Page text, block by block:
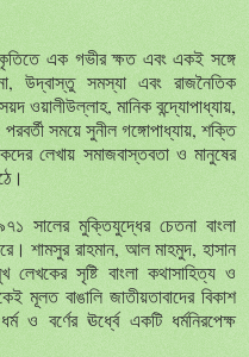
এক গভীর ক্ষত এবং একই সঙ্গে
উদ্বাস্তু সমস্যা এবং রাজনৈতিক
ওয়ালীউল্লাহ, মানিক বন্দ্যোপাধ্যায়,
সময়ে সুনীল গঙ্গোপাধ্যায়, শক্তি
লেখায় সমাজবাস্তবতা ও মানুষের
সালের মুক্তিযুদ্ধের চেতনা বাংলা
শামসুর রাহমান, আল মাহমুদ, হাসান
সৃষ্টি বাংলা কথাসাহিত্য ও
মূলত বাঙালি জাতীয়তাবাদের বিকাশ
বর্ণের ঊর্ধ্বে একটি ধর্মনিরপেক্ষ